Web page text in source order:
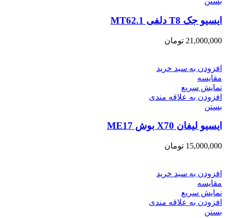
ایسیو جک T8 دلفی MT62.1
21,000,000 تومان
افزودن به سبد خرید
مقایسه
نمایش سریع
افزودن به علاقه مندی
بستن
ایسیو لیفان X70 بوش ME17
15,000,000 تومان
افزودن به سبد خرید
مقایسه
نمایش سریع
افزودن به علاقه مندی
بستن